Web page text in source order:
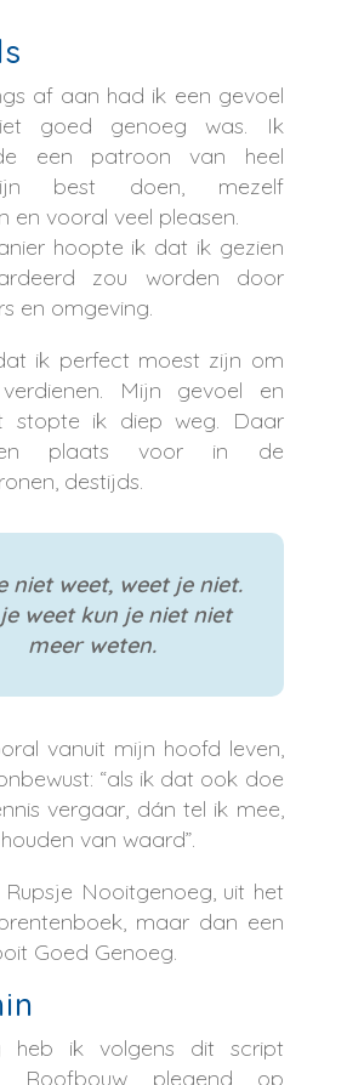
af aan had ik een gevoel
goed genoeg was. Ik
een patroon van heel
best doen, mezelf
en vooral veel pleasen.
hoopte ik dat ik gezien
zou worden door
en omgeving.
ik perfect moest zijn om
Mijn gevoel en
stopte ik diep weg. Daar
plaats voor in de
destijds.
niet weet, weet je niet.
weet kun je niet niet
meer weten.
vanuit mijn hoofd leven,
“als ik dat ook doe
vergaar, dán tel ik mee,
van waard”.
Rupsje Nooitgenoeg, uit het
maar dan een
Goed Genoeg.
heb ik volgens dit script
Roofbouw plegend op